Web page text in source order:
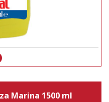
Marina 1500 ml